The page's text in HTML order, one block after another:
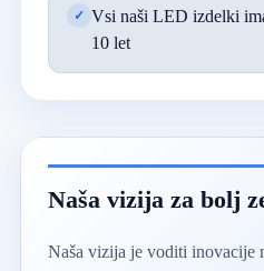
Vsi naši LED izdelki
10 let
Naša vizija za bolj
Naša vizija je voditi inovacije